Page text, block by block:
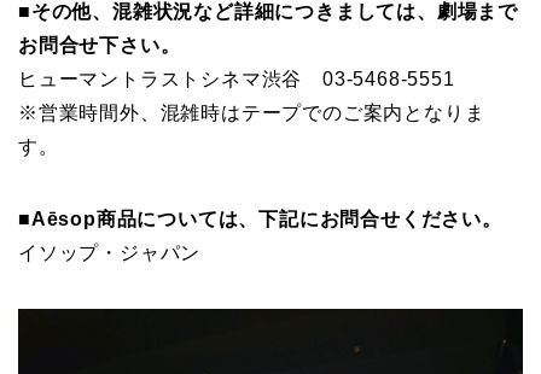
■その他、混雑状況など詳細につきましては、劇場まで
お問合せ下さい。
ヒューマントラストシネマ渋谷 03-5468-5551
※営業時間外、混雑時はテープでのご案内となりま
す。
■Aēsop商品については、下記にお問合せください。
イソップ・ジャパン